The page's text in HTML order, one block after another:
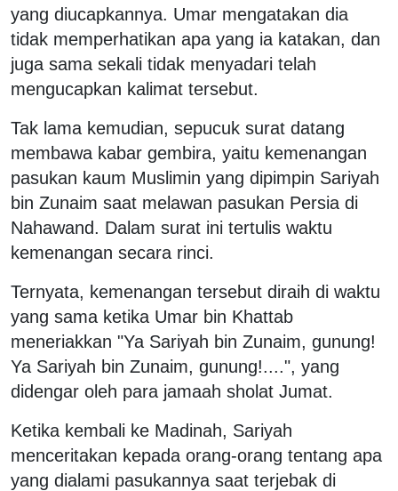
yang diucapkannya. Umar mengatakan dia
tidak memperhatikan apa yang ia katakan, dan
juga sama sekali tidak menyadari telah
mengucapkan kalimat tersebut.
Tak lama kemudian, sepucuk surat datang
membawa kabar gembira, yaitu kemenangan
pasukan kaum Muslimin yang dipimpin Sariyah
bin Zunaim saat melawan pasukan Persia di
Nahawand. Dalam surat ini tertulis waktu
kemenangan secara rinci.
Ternyata, kemenangan tersebut diraih di waktu
yang sama ketika Umar bin Khattab
meneriakkan "Ya Sariyah bin Zunaim, gunung!
Ya Sariyah bin Zunaim, gunung!....", yang
didengar oleh para jamaah sholat Jumat.
Ketika kembali ke Madinah, Sariyah
menceritakan kepada orang-orang tentang apa
yang dialami pasukannya saat terjebak di